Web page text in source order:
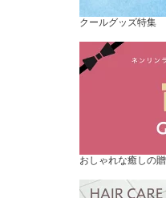
クールグッズ特集
おしゃれな癒しの